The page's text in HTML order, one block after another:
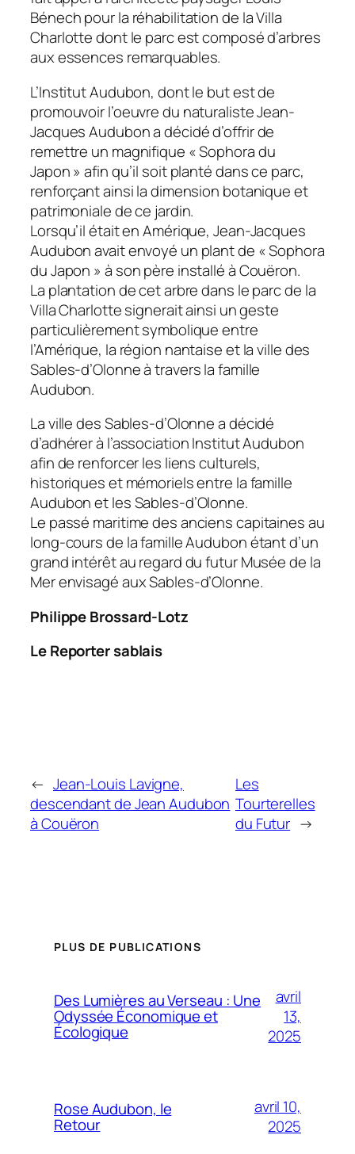
Bénech pour la réhabilitation de la Villa
Charlotte dont le parc est composé d’arbres
aux essences remarquables.
L’Institut Audubon, dont le but est de
promouvoir l’oeuvre du naturaliste Jean-
Jacques Audubon a décidé d’offrir de
remettre un magnifique « Sophora du
Japon » afin qu’il soit planté dans ce parc,
renforçant ainsi la dimension botanique et
patrimoniale de ce jardin.
Lorsqu’il était en Amérique, Jean-Jacques
Audubon avait envoyé un plant de « Sophora
du Japon » à son père installé à Couëron.
La plantation de cet arbre dans le parc de la
Villa Charlotte signerait ainsi un geste
particulièrement symbolique entre
l’Amérique, la région nantaise et la ville des
Sables-d’Olonne à travers la famille
Audubon.
La ville des Sables-d’Olonne a décidé
d’adhérer à l’association Institut Audubon
afin de renforcer les liens culturels,
historiques et mémoriels entre la famille
Audubon et les Sables-d’Olonne.
Le passé maritime des anciens capitaines au
long-cours de la famille Audubon étant d’un
grand intérêt au regard du futur Musée de la
Mer envisagé aux Sables-d’Olonne.
Philippe Brossard-Lotz
Le Reporter sablais
← Jean-Louis Lavigne,
descendant de Jean Audubon
à Couëron
Les
Tourterelles
du Futur →
PLUS DE PUBLICATIONS
Des Lumières au Verseau : Une
Odyssée Économique et
Écologique
avril
13,
2025
Rose Audubon, le
Retour
avril 10,
2025